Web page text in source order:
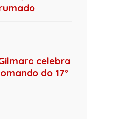
celebra
do 17º